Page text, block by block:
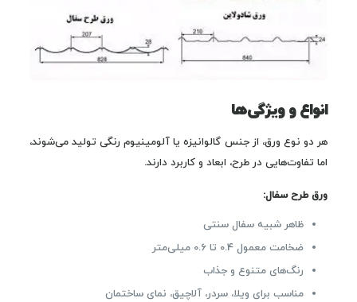
انواع و ویژگی‌ها
هر دو نوع ورق، از جنس گالوانیزه یا آلومینیوم رنگی تولید می‌شوند،
اما تفاوت‌هایی در طرح، ابعاد و کاربرد دارند.
ورق طرح سفال:
ظاهر شبیه سفال سنتی
ضخامت معمول 0.4 تا 0.6 میلی‌متر
رنگ‌های متنوع و جذاب
مناسب برای ویلا، سردر، آلاچیق، نمای ساختمان